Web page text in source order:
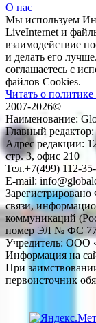
О нас
Мы используем
LiveInternet и
взаимодействие
и делать его
соглашаетесь с
файлов Cookies.
Читать о
2007-2026©
Наименование:
Главный
Адрес редакции:
стр. 3, офис 210
Тел.+7(499) 112-
E-mail:
связи,
коммуникаций
номер ЭЛ № ФС 77
Учредитель: ООО
Информация на
При
первоисточник